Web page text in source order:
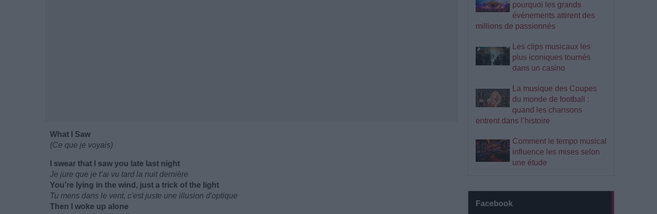
pourquoi les grands
événements attirent des
millions de passionnés
Les clips musicaux les
plus iconiques tournés
dans un casino
La musique des Coupes
du monde de football :
quand les chansons
entrent dans l’histoire
Comment le tempo musical
influence les mises selon
une étude
Facebook
What I Saw
(Ce que je voyais)
I swear that I saw you late last night
Je jure que je t’ai vu tard la nuit dernière
You’re lying in the wind, just a trick of the light
Tu mens dans le vent, c'est juste une illusion d'optique
Then I woke up alone